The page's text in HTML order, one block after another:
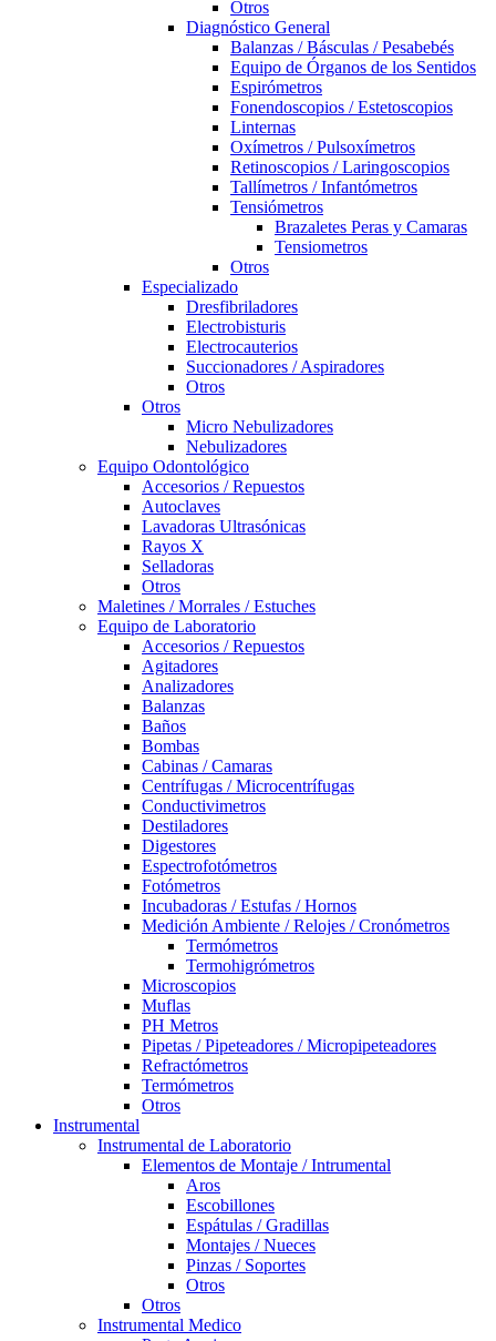
Otros
Diagnóstico General
Balanzas / Básculas / Pesabebés
Equipo de Órganos de los Sentidos
Espirómetros
Fonendoscopios / Estetoscopios
Linternas
Oxímetros / Pulsoxímetros
Retinoscopios / Laringoscopios
Tallímetros / Infantómetros
Tensiómetros
Brazaletes Peras y Camaras
Tensiometros
Otros
Especializado
Dresfibriladores
Electrobisturis
Electrocauterios
Succionadores / Aspiradores
Otros
Otros
Micro Nebulizadores
Nebulizadores
Equipo Odontológico
Accesorios / Repuestos
Autoclaves
Lavadoras Ultrasónicas
Rayos X
Selladoras
Otros
Maletines / Morrales / Estuches
Equipo de Laboratorio
Accesorios / Repuestos
Agitadores
Analizadores
Balanzas
Baños
Bombas
Cabinas / Camaras
Centrífugas / Microcentrífugas
Conductivimetros
Destiladores
Digestores
Espectrofotómetros
Fotómetros
Incubadoras / Estufas / Hornos
Medición Ambiente / Relojes / Cronómetros
Termómetros
Termohigrómetros
Microscopios
Muflas
PH Metros
Pipetas / Pipeteadores / Micropipeteadores
Refractómetros
Termómetros
Otros
Instrumental
Instrumental de Laboratorio
Elementos de Montaje / Intrumental
Aros
Escobillones
Espátulas / Gradillas
Montajes / Nueces
Pinzas / Soportes
Otros
Otros
Instrumental Medico